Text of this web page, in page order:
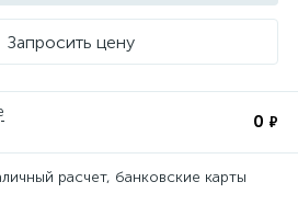
Запросить цену
0 ₽
расчет, банковские карты